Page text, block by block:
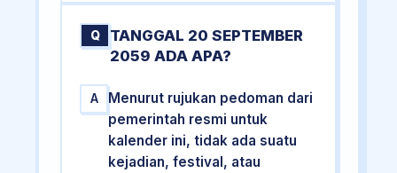
Q
TANGGAL 20 SEPTEMBER
2059 ADA APA?
A
Menurut rujukan pedoman dari
pemerintah resmi untuk
kalender ini, tidak ada suatu
kejadian, festival, atau